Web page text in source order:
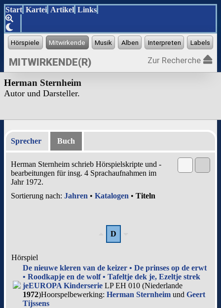
Start Kartei Artikel Links
MITWIRKENDE(R) Zur Recherche
Herman Sternheim
Autor und Darsteller.
Sprecher Buch
Herman Sternheim schrieb Hörspielskripte und -
bearbeitungen für insg. 4 Sprachaufnahmen im
Jahr 1972.
Sortierung nach: Jahren • Katalogen • Titeln
D
Hörspiel
De nieuwe kleren van de keizer • De prinses op de erwt
• Roodkapje en de wolf • Tafeltje dek je, Ezeltje strek
jeEUROPA Kinderserie LP EH 010 (Niederlande
1972)Hoorspelbewerking: Herman Sternheim und Geert
Tijssens